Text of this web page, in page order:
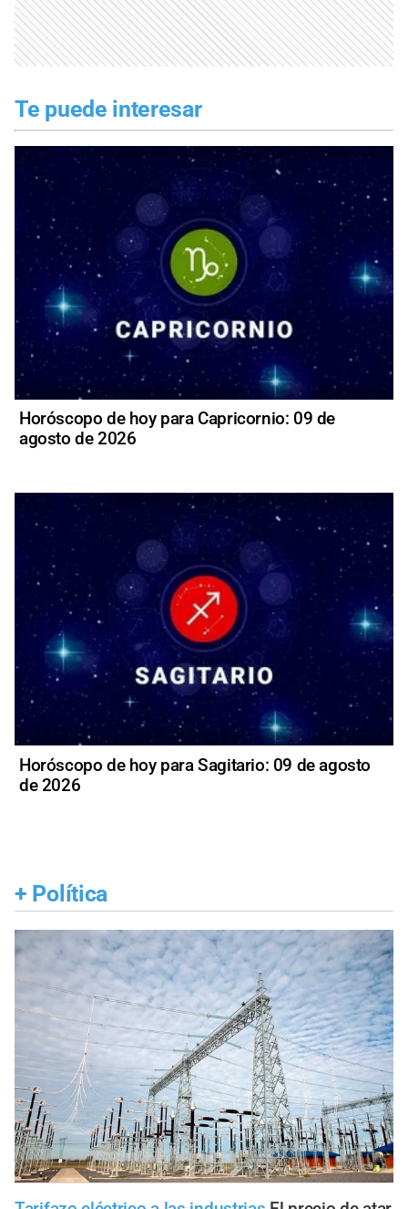
Te puede interesar
Horóscopo de hoy para Capricornio: 09 de
agosto de 2026
Horóscopo de hoy para Sagitario: 09 de agosto
de 2026
+ Política